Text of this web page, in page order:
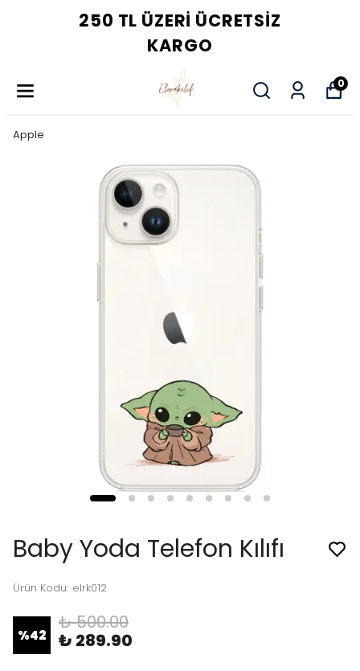
250 TL ÜZERI ÜCRETSIZ
KARGO
0
Apple
Baby Yoda Telefon Kılıfı
Ürün Kodu: elrk012
%42
₺ 500.00
₺ 289.90